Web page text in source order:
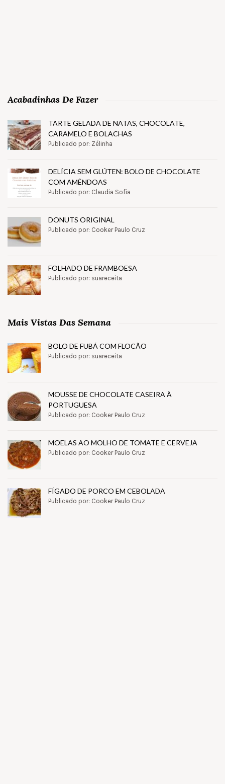
Acabadinhas De Fazer
TARTE GELADA DE NATAS, CHOCOLATE,
CARAMELO E BOLACHAS
Publicado por: Zélinha
DELÍCIA SEM GLÚTEN: BOLO DE CHOCOLATE
COM AMÊNDOAS
Publicado por: Claudia Sofia
DONUTS ORIGINAL
Publicado por: Cooker Paulo Cruz
FOLHADO DE FRAMBOESA
Publicado por: suareceita
Mais Vistas Das Semana
BOLO DE FUBÁ COM FLOCÃO
Publicado por: suareceita
MOUSSE DE CHOCOLATE CASEIRA À
PORTUGUESA
Publicado por: Cooker Paulo Cruz
MOELAS AO MOLHO DE TOMATE E CERVEJA
Publicado por: Cooker Paulo Cruz
FÍGADO DE PORCO EM CEBOLADA
Publicado por: Cooker Paulo Cruz